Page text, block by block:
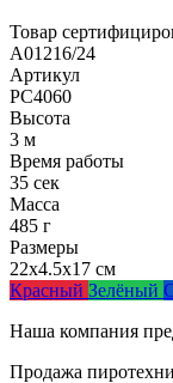
Товар
A01216/24
Артикул
РС4060
Высота
3 м
Время работы
35 сек
Масса
485 г
Размеры
22x4.5x17 см
Красный Зелёный
Наша компания
Продажа